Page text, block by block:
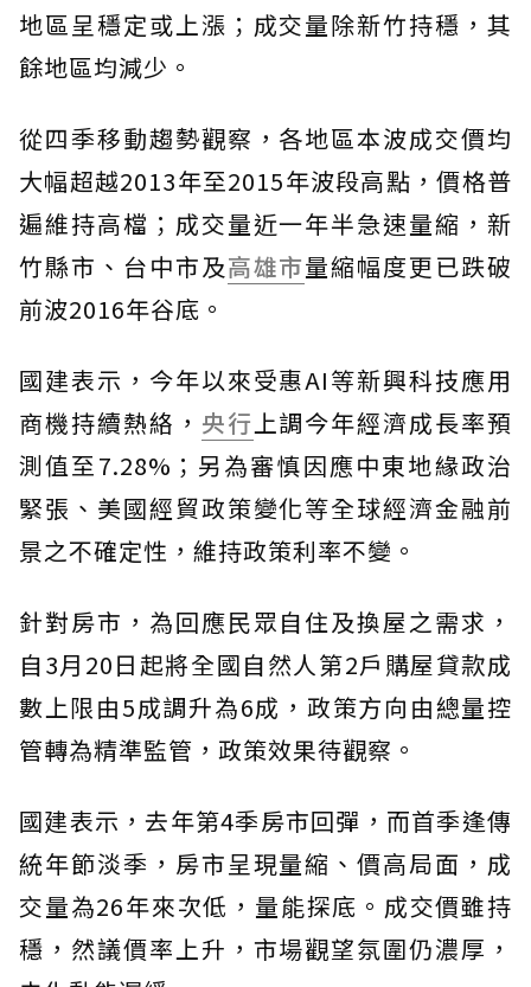
地區呈穩定或上漲；成交量除新竹持穩，其
餘地區均減少。
從四季移動趨勢觀察，各地區本波成交價均
大幅超越2013年至2015年波段高點，價格普
遍維持高檔；成交量近一年半急速量縮，新
竹縣市、台中市及高雄市量縮幅度更已跌破
前波2016年谷底。
國建表示，今年以來受惠AI等新興科技應用
商機持續熱絡， 央行上調今年經濟成長率預
測值至7.28%；另為審慎因應中東地緣政治
緊張、美國經貿政策變化等全球經濟金融前
景之不確定性，維持政策利率不變。
針對房市，為回應民眾自住及換屋之需求，
自3月20日起將全國自然人第2戶購屋貸款成
數上限由5成調升為6成，政策方向由總量控
管轉為精準監管，政策效果待觀察。
國建表示，去年第4季房市回彈，而首季逢傳
統年節淡季，房市呈現量縮、價高局面，成
交量為26年來次低，量能探底。成交價雖持
穩，然議價率上升，市場觀望氛圍仍濃厚，